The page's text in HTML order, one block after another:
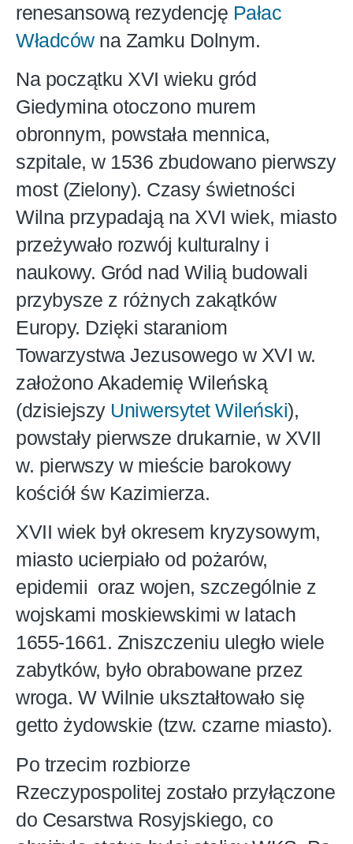
renesansową rezydencję Pałac
Władcówna Zamku Dolnym.
Na początku XVI wieku gród
Giedymina otoczono murem
obronnym, powstała mennica,
szpitale, w 1536 zbudowano pierwszy
most (Zielony). Czasy świetności
Wilna przypadają na XVI wiek, miasto
przeżywało rozwój kulturalny i
naukowy. Gród nad Wilią budowali
przybysze z różnych zakątków
Europy. Dzięki staraniom
Towarzystwa Jezusowego w XVI w.
założono Akademię Wileńską
(dzisiejszy Uniwersytet Wileński),
powstały pierwsze drukarnie, w XVII
w. pierwszy w mieście barokowy
kościół św Kazimierza.
XVII wiek był okresem kryzysowym,
miasto ucierpiało od pożarów,
epidemii oraz wojen, szczególnie z
wojskami moskiewskimi w latach
1655-1661. Zniszczeniu uległo wiele
zabytków, było obrabowane przez
wroga. W Wilnie ukształtowało się
getto żydowskie (tzw. czarne miasto).
Po trzecim rozbiorze
Rzeczypospolitej zostało przyłączone
do Cesarstwa Rosyjskiego, co